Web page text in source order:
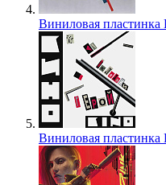
Виниловая
Виниловая